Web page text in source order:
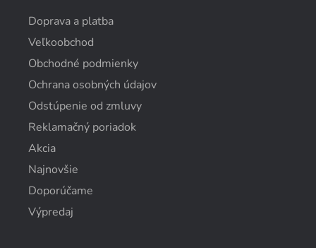
Doprava a platba
Veľkoobchod
Obchodné podmienky
Ochrana osobných údajov
Odstúpenie od zmluvy
Reklamačný poriadok
Akcia
Najnovšie
Doporúčame
Výpredaj